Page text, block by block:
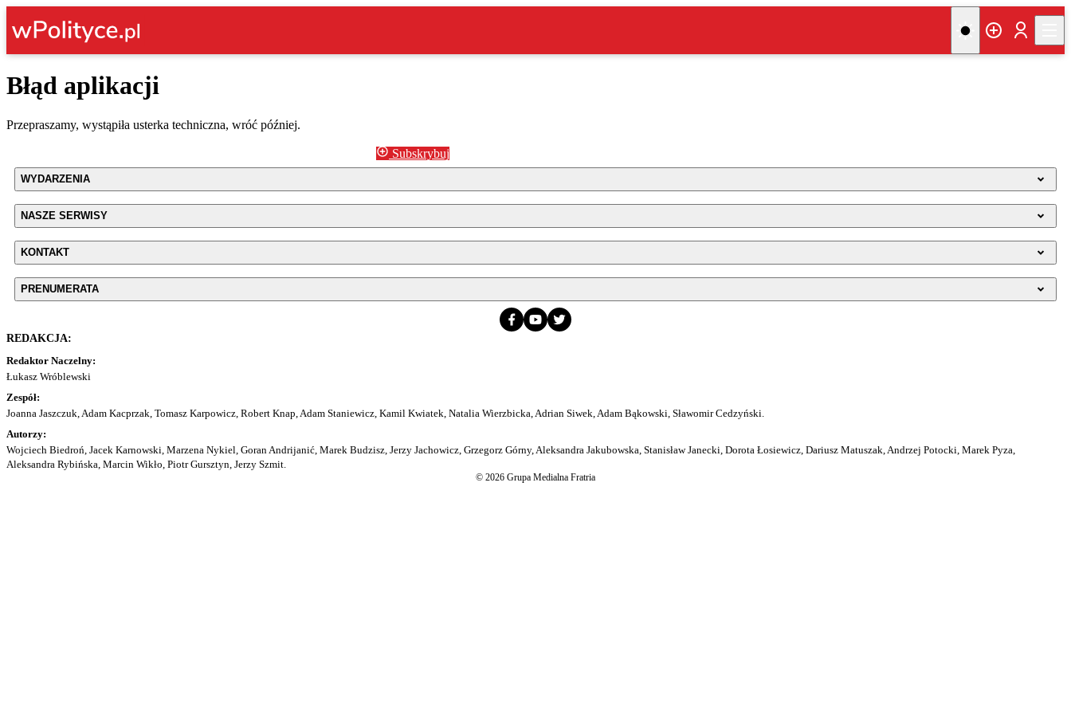
Błąd aplikacji
Przepraszamy, wystąpiła usterka techniczna, wróć później.
Subskrybuj
WYDARZENIA
NASZE SERWISY
KONTAKT
PRENUMERATA
REDAKCJA:
Redaktor Naczelny:
Łukasz Wróblewski
Zespół:
Joanna Jaszczuk, Adam Kacprzak, Tomasz Karpowicz, Robert Knap, Adam Staniewicz, Kamil Kwiatek, Natalia Wierzbicka, Adrian Siwek, Adam Bąkowski, Sławomir Cedzyński.
Autorzy:
Wojciech Biedroń, Jacek Karnowski, Marzena Nykiel, Goran Andrijanić, Marek Budzisz, Jerzy Jachowicz, Grzegorz Górny, Aleksandra Jakubowska, Stanisław Janecki, Dorota Łosiewicz, Dariusz Matuszak, Andrzej Potocki, Marek Pyza,
Aleksandra Rybińska, Marcin Wikło, Piotr Gursztyn, Jerzy Szmit.
© 2026 Grupa Medialna Fratria